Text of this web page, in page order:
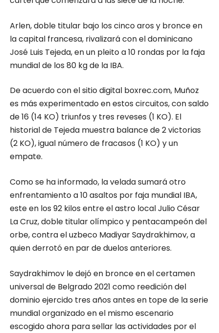
Arlen, doble titular bajo los cinco aros y bronce en
la capital francesa, rivalizará con el dominicano
José Luis Tejeda, en un pleito a 10 rondas por la faja
mundial de los 80 kg de la IBA.
De acuerdo con el sitio digital boxrec.com, Muñoz
es más experimentado en estos circuitos, con saldo
de 16 (14 KO) triunfos y tres reveses (1 KO). El
historial de Tejeda muestra balance de 2 victorias
(2 KO), igual número de fracasos (1 KO) y un
empate.
Como se ha informado, la velada sumará otro
enfrentamiento a 10 asaltos por faja mundial IBA,
este en los 92 kilos entre el astro local Julio César
La Cruz, doble titular olímpico y pentacampeón del
orbe, contra el uzbeco Madiyar Saydrakhimov, a
quien derrotó en par de duelos anteriores.
Saydrakhimov le dejó en bronce en el certamen
universal de Belgrado 2021 como reedición del
dominio ejercido tres años antes en tope de la serie
mundial organizado en el mismo escenario
escogido ahora para sellar las actividades por el